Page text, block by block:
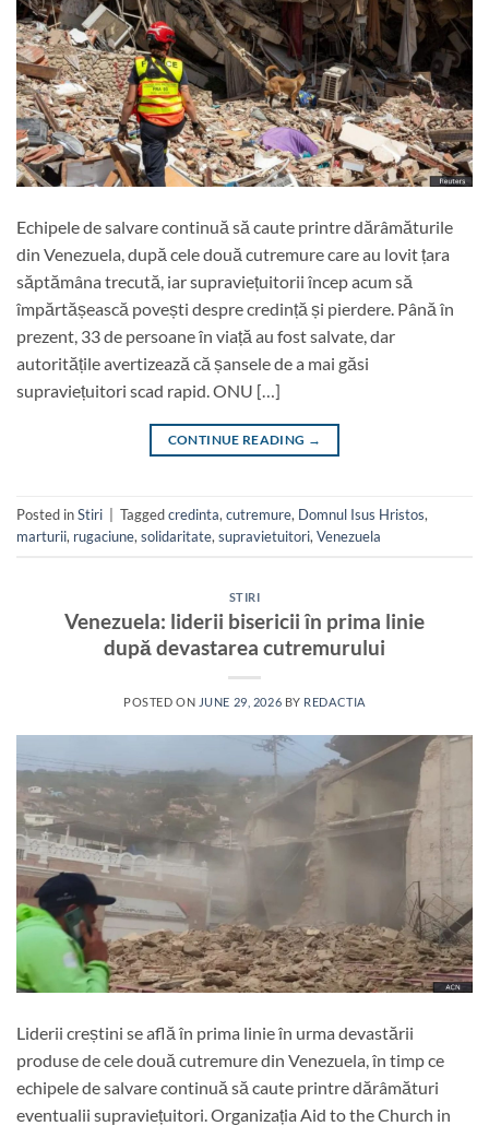
Echipele de salvare continuă să caute printre dărâmăturile
din Venezuela, după cele două cutremure care au lovit țara
săptămâna trecută, iar supraviețuitorii încep acum să
împărtășească povești despre credință și pierdere. Până în
prezent, 33 de persoane în viață au fost salvate, dar
autoritățile avertizează că șansele de a mai găsi
supraviețuitori scad rapid. ONU […]
CONTINUE READING →
Posted inStiri Taggedcredinta, cutremure, Domnul Isus Hristos,
marturii, rugaciune, solidaritate, supravietuitori, Venezuela
STIRI
Venezuela: liderii bisericii în prima linie
după devastarea cutremurului
POSTED ON JUNE 29, 2026 BY REDACTIA
Liderii creștini se află în prima linie în urma devastării
produse de cele două cutremure din Venezuela, în timp ce
echipele de salvare continuă să caute printre dărâmături
eventualii supraviețuitori. Organizația Aid to the Church in